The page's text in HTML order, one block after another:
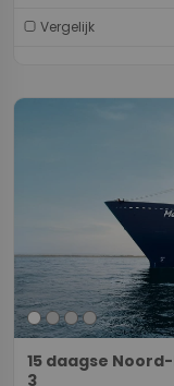
Vergelijk
15 daagse
3